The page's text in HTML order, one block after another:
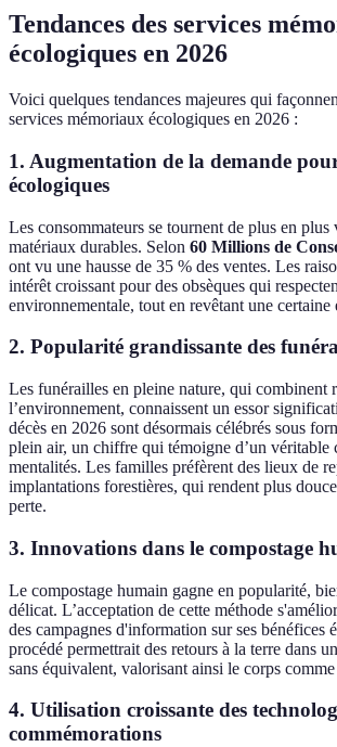
Tendances des services
écologiques en 2026
Voici quelques tendances majeures qui
services mémoriaux écologiques en 2026 :
1. Augmentation de la demande
écologiques
Les consommateurs se tournent de plus en plus
matériaux durables. Selon 60 Millions de
ont vu une hausse de 35 % des ventes. Les
intérêt croissant pour des obsèques qui
environnementale, tout en revêtant une certaine
2. Popularité grandissante des
Les funérailles en pleine nature, qui combinent
l’environnement, connaissent un essor
décès en 2026 sont désormais célébrés sous
plein air, un chiffre qui témoigne d’un véritable
mentalités. Les familles préfèrent des lieux de
implantations forestières, qui rendent plus
perte.
3. Innovations dans le compostage
Le compostage humain gagne en popularité,
délicat. L’acceptation de cette méthode
des campagnes d'information sur ses bénéfices
procédé permettrait des retours à la terre dans
sans équivalent, valorisant ainsi le corps comme
4. Utilisation croissante des
commémorations